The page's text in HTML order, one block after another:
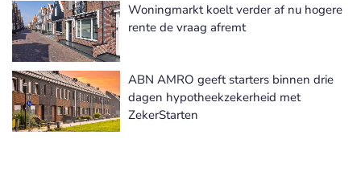
Woningmarkt koelt verder af nu hogere
rente de vraag afremt
ABN AMRO geeft starters binnen drie
dagen hypotheekzekerheid met
ZekerStarten